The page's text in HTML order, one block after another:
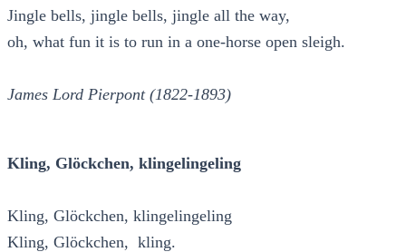
Jingle bells, jingle bells, jingle all the way,
oh, what fun it is to run in a one-horse open sleigh.
James Lord Pierpont (1822-1893)
Kling, Glöckchen, klingelingeling
Kling, Glöckchen, klingelingeling
Kling, Glöckchen, kling.